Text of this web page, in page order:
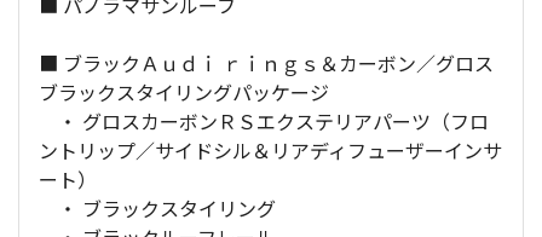
■ ブラックＡｕｄｉ ｒｉｎｇｓ＆カーボン／グロス
ブラックスタイリングパッケージ
・ グロスカーボンＲＳエクステリアパーツ（フロ
ントリップ／サイドシル＆リアディフューザーインサ
ート）
・ ブラックスタイリング